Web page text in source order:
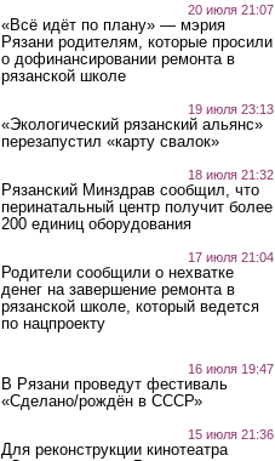
20 июля 21:07
«Всё идёт по плану» — мэрия
Рязани родителям, которые просили
о дофинансировании ремонта в
рязанской школе
19 июля 23:13
«Экологический рязанский альянс»
перезапустил «карту свалок»
18 июля 21:32
Рязанский Минздрав сообщил, что
перинатальный центр получит более
200 единиц оборудования
17 июля 21:04
Родители сообщили о нехватке
денег на завершение ремонта в
рязанской школе, который ведется
по нацпроекту
16 июля 19:47
В Рязани проведут фестиваль
«Сделано/рождён в СССР»
15 июля 21:36
Для реконструкции кинотеатра